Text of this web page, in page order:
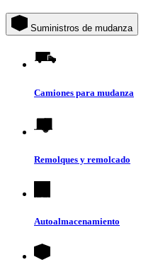
Suministros de mudanza
Camiones para mudanza
Remolques y remolcado
Autoalmacenamiento